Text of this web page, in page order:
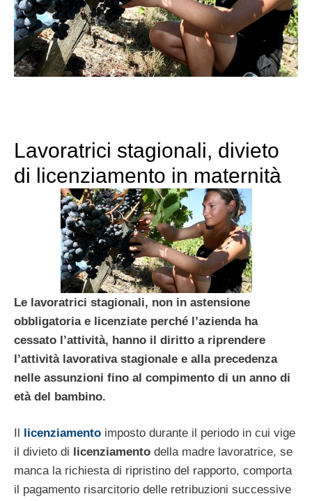
Lavoratrici stagionali, divieto
di licenziamento in maternità
Le lavoratrici stagionali, non in astensione
obbligatoria e licenziate perché l’azienda ha
cessato l’attività, hanno il diritto a riprendere
l’attività lavorativa stagionale e alla precedenza
nelle assunzioni fino al compimento di un anno di
età del bambino.
licenziamento imposto durante il periodo in cui vige
il divieto di
licenziamento della madre lavoratrice, se
manca la richiesta di ripristino del rapporto, comporta
il pagamento risarcitorio delle retribuzioni successive